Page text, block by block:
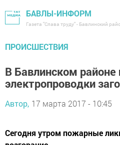
БАВЛЫ-ИНФОРМ
Газета "Слава труду" - Бавлинский
ПРОИСШЕСТВИЯ
В Бавлинском
электропроводки
Автор, 17 марта 2017 - 10:45
Сегодня утром пожарные